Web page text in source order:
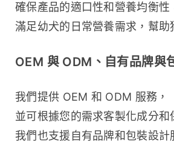
確保產品的適口性和營養均衡性
滿足幼犬的日常營養需求，幫助
OEM 與 ODM、自有品牌與
我們提供 OEM 和 ODM 服務，
並可根據您的需求客製化成分和
我們也支援自有品牌和包裝設計